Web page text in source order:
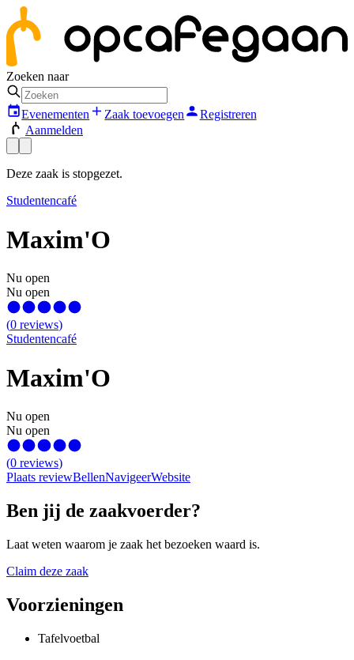
Zoeken naar
Evenementen Zaak toevoegen
Registreren
Aanmelden
Deze zaak is stopgezet.
Studentencafé
Maxim'O
Nu open
Nu open
(0 reviews)
Studentencafé
Maxim'O
Nu open
Nu open
(0 reviews)
Plaats reviewBellenNavigeerWebsite
Ben jij de zaakvoerder?
Laat weten waarom je zaak het bezoeken waard is.
Claim deze zaak
Voorzieningen
Tafelvoetbal